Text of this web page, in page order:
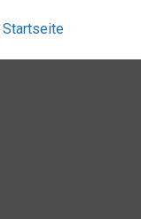
Startseite